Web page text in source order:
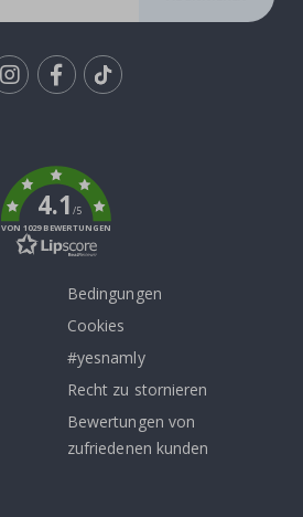
4.1/5
VON 1029 BEWERTUNGEN
Bedingungen
Cookies
#yesnamly
Recht zu stornieren
Bewertungen von
zufriedenen kunden